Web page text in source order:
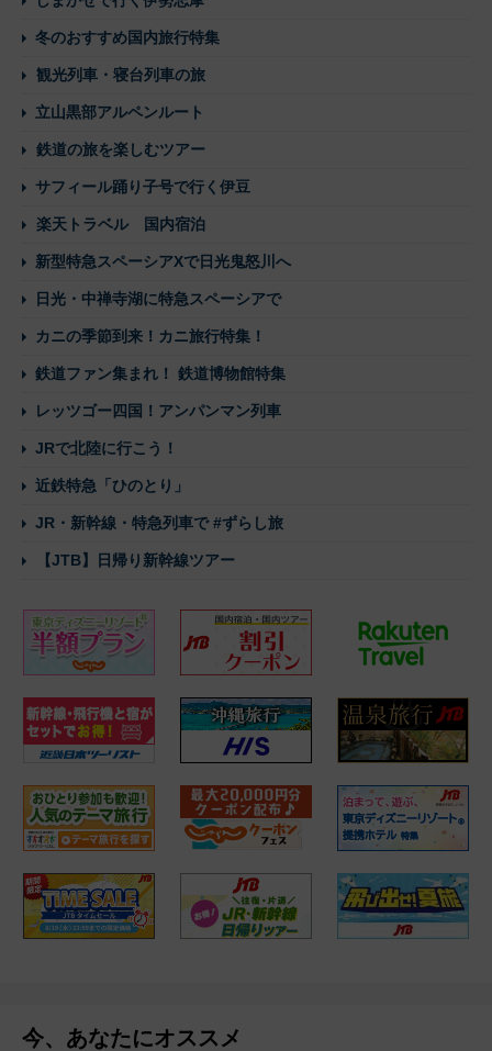
冬のおすすめ国内旅行特集
観光列車・寝台列車の旅
立山黒部アルペンルート
鉄道の旅を楽しむツアー
サフィール踊り子号で行く伊豆
楽天トラベル 国内宿泊
新型特急スペーシアXで日光鬼怒川へ
日光・中禅寺湖に特急スペーシアで
カニの季節到来！カニ旅行特集！
鉄道ファン集まれ！ 鉄道博物館特集
レッツゴー四国！アンパンマン列車
JRで北陸に行こう！
近鉄特急「ひのとり」
JR・新幹線・特急列車で #ずらし旅
【JTB】日帰り新幹線ツアー
今、あなたにオススメ